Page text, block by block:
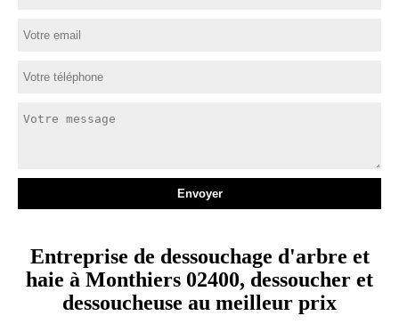
Entreprise de dessouchage d'arbre et
haie à Monthiers 02400, dessoucher et
dessoucheuse au meilleur prix